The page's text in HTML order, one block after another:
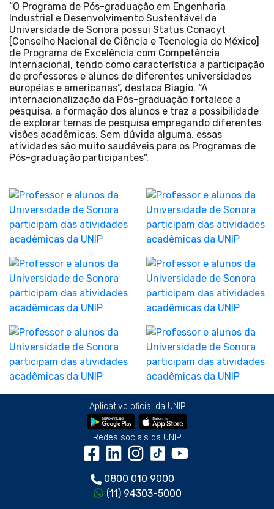
“O Programa de Pós-graduação em Engenharia
Industrial e Desenvolvimento Sustentável da
Universidade de Sonora possui Status Conacyt
[Conselho Nacional de Ciência e Tecnologia do México]
de Programa de Excelência com Competência
Internacional, tendo como característica a participação
de professores e alunos de diferentes universidades
européias e americanas”, destaca Biagio. “A
internacionalização da Pós-graduação fortalece a
pesquisa, a formação dos alunos e traz a possibilidade
de explorar temas de pesquisa empregando diferentes
visões acadêmicas. Sem dúvida alguma, essas
atividades são muito saudáveis para os Programas de
Pós-graduação participantes”.
Aplicativo oficial da UNIP
Redes sociais da UNIP
0800 010 9000
(11) 94303-5000